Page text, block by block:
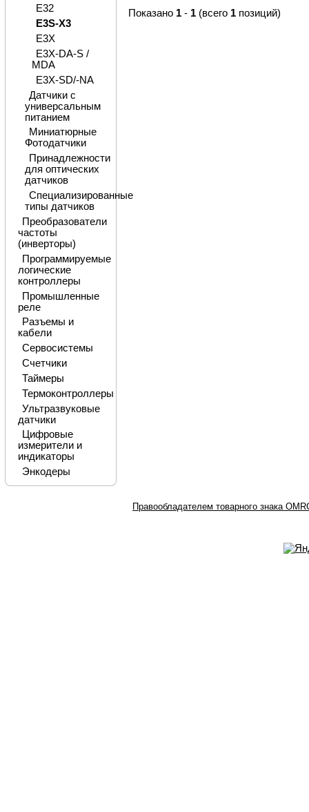
Показано 1 - 1 (всего 1 позиций)
E32
E3S-X3
E3X
E3X-DA-S /
MDA
E3X-SD/-NA
Датчики с
универсальным
питанием
Миниатюрные
Фотодатчики
Принадлежности
для оптических
датчиков
Специализированные
типы датчиков
Преобразователи
частоты
(инверторы)
Программируемые
логические
контроллеры
Промышленные
реле
Разъемы и
кабели
Сервосистемы
Счетчики
Таймеры
Термоконтроллеры
Ультразвуковые
датчики
Цифровые
измерители и
индикаторы
Энкодеры
Правообладателем товарного знака